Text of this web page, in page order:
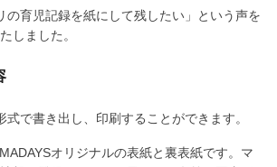
の育児記録を紙にして残したい」という声を
しました。
で書き出し、印刷することができます。
オリジナルの表紙と裏表紙です。マ